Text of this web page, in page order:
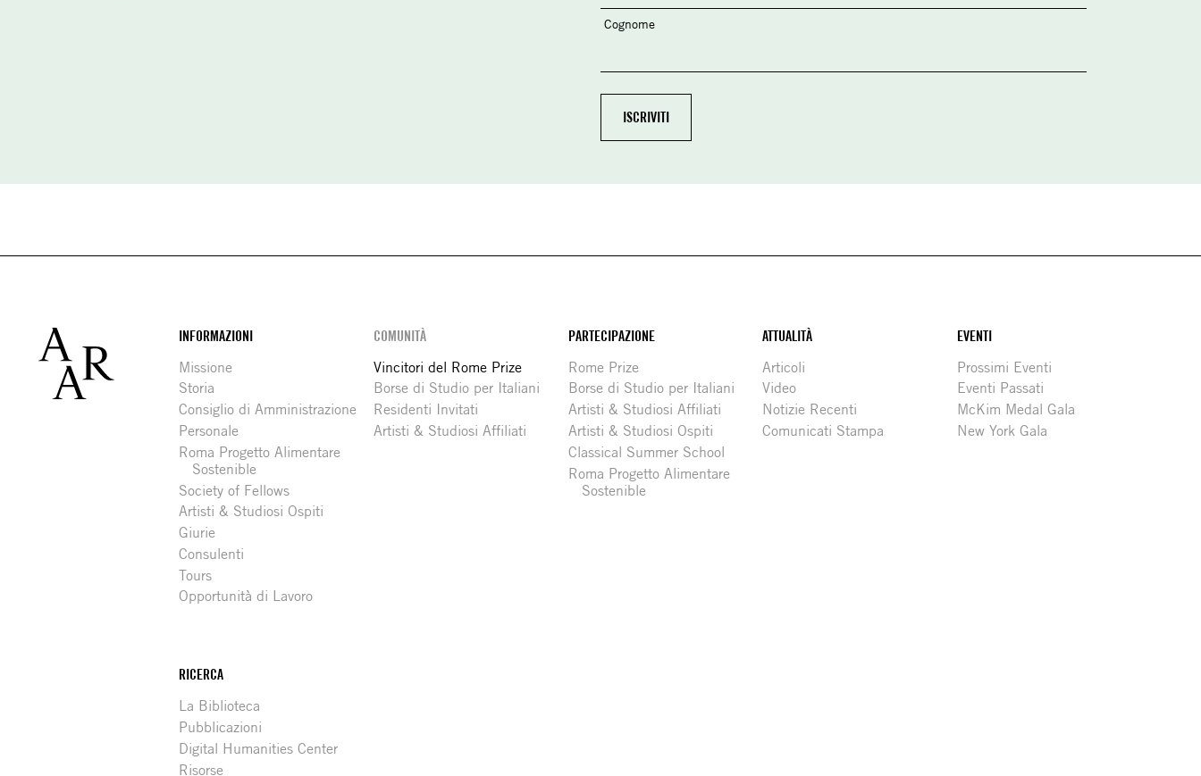
Cognome
Footer
INFORMAZIONI
Missione
Storia
Consiglio di Amministrazione
Personale
Roma Progetto Alimentare
Sostenible
Society of Fellows
Artisti & Studiosi Ospiti
Giurie
Consulenti
Tours
Opportunità di Lavoro
COMUNITÀ
Vincitori del Rome Prize
Borse di Studio per Italiani
Residenti Invitati
Artisti & Studiosi Affiliati
PARTECIPAZIONE
Rome Prize
Borse di Studio per Italiani
Artisti & Studiosi Affiliati
Artisti & Studiosi Ospiti
Classical Summer School
Roma Progetto Alimentare
Sostenible
ATTUALITÀ
Articoli
Video
Notizie Recenti
Comunicati Stampa
EVENTI
Prossimi Eventi
Eventi Passati
McKim Medal Gala
New York Gala
RICERCA
La Biblioteca
Pubblicazioni
Digital Humanities Center
Risorse